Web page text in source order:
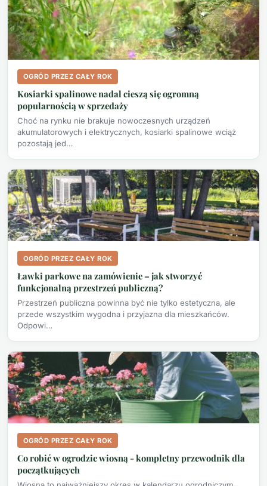
OGRÓD PRZEZ CAŁY ROK
Kosiarki spalinowe nadal cieszą się ogromną
popularnością w sprzedaży
Choć na rynku nie brakuje nowoczesnych urządzeń
akumulatorowych i elektrycznych, kosiarki spalinowe wciąż
pozostają jed…
OGRÓD PRZEZ CAŁY ROK
Ławki parkowe na zamówienie – jak stworzyć
funkcjonalną przestrzeń publiczną?
Przestrzeń publiczna powinna być nie tylko estetyczna, ale
przede wszystkim wygodna i przyjazna dla mieszkańców.
Odpowi…
OGRÓD PRZEZ CAŁY ROK
Co robić w ogrodzie wiosną - kompletny przewodnik dla
początkujących